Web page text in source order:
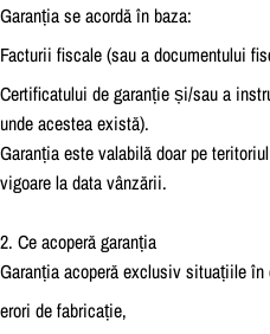
Garanția se acordă în baza:
Facturii fiscale (sau a documentului
Certificatului de garanție și/sau a
unde acestea există).
Garanția este valabilă doar pe
vigoare la data vânzării.
2. Ce acoperă garanția
Garanția acoperă exclusiv situațiile în
erori de fabricație,